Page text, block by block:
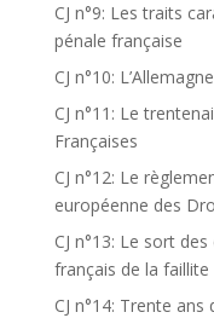
CJ n°9: Les traits
pénale française
CJ n°10:
CJ n°11: Le
Françaises
CJ n°12: Le
européenne des
CJ n°13: Le sort
français de la faillite
CJ n°14: Trente